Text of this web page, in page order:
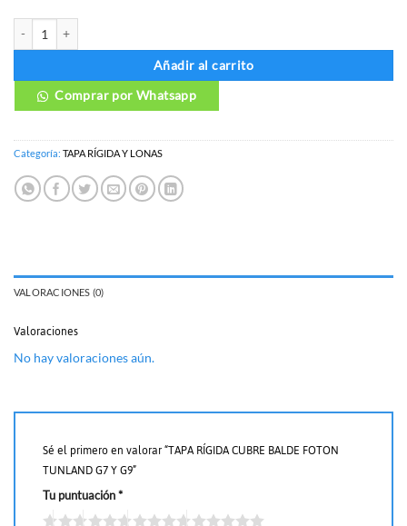
Añadir al carrito
Comprar por Whatsapp
Categoría: TAPA RÍGIDA Y LONAS
VALORACIONES (0)
Valoraciones
No hay valoraciones aún.
Sé el primero en valorar “TAPA RÍGIDA CUBRE BALDE FOTON
TUNLAND G7 Y G9”
Tu puntuación *